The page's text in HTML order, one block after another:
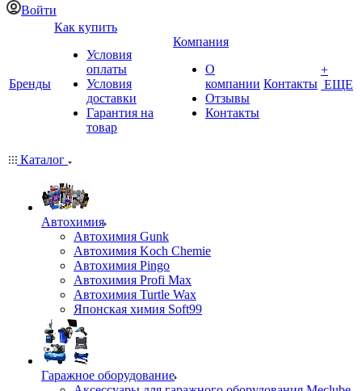
Войти
Бренды
Как купить
Условия
оплаты
Условия
доставки
Гарантия на
товар
Компания
О
компании
Отзывы
Контакты
Контакты
+
ЕЩЕ
Каталог
Автохимия
Автохимия Gunk
Автохимия Koch Chemie
Автохимия Pingo
Автохимия Profi Max
Автохимия Turtle Wax
Японская химия Soft99
Гаражное оборудование